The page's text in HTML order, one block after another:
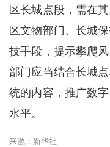
区长城点段，需在
区文物部门、长城
技手段，提示攀爬
部门应当结合长城
统的内容，推广数
水平。
来源：新华社